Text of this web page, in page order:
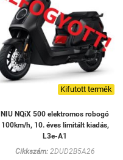
Kifutott termék
NIU NQiX 500 elektromos robogó
100km/h, 10. éves limitált kiadás,
L3e-A1
Cikkszám:2DUD2B5A26